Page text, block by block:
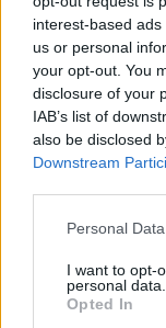
interest-based
us or personal
your opt-out. You
disclosure of your
IAB’s list of
also be disclosed
Downstream
Please note that
not limited to your
grant or deny
use your data for
Personal
I want to opt-
personal data.
Opted In